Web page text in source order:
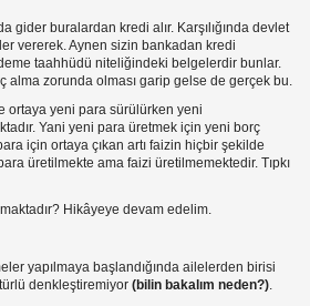
gider buralardan kredi alır. Karşılığında devlet
vererek. Aynen sizin bankadan kredi
taahhüdü niteliğindeki belgelerdir bunlar.
alma zorunda olması garip gelse de gerçek bu.
ortaya yeni para sürülürken yeni
Yani yeni para üretmek için yeni borç
için ortaya çıkan artı faizin hiçbir şekilde
üretilmekte ama faizi üretilmemektedir. Tıpkı
Hikâyeye devam edelim.
yapılmaya başlandığında ailelerden birisi
denkleştiremiyor (bilin bakalım neden?).